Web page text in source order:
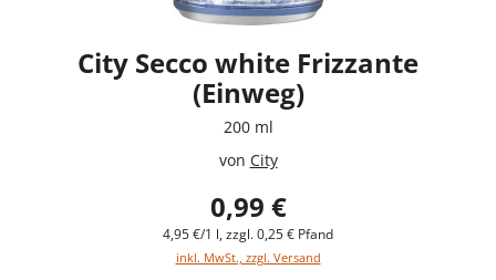
City Secco white Frizzante
(Einweg)
200 ml
von City
0,99 €
4,95 €/1 l, zzgl. 0,25 € Pfand
inkl. MwSt., zzgl. Versand